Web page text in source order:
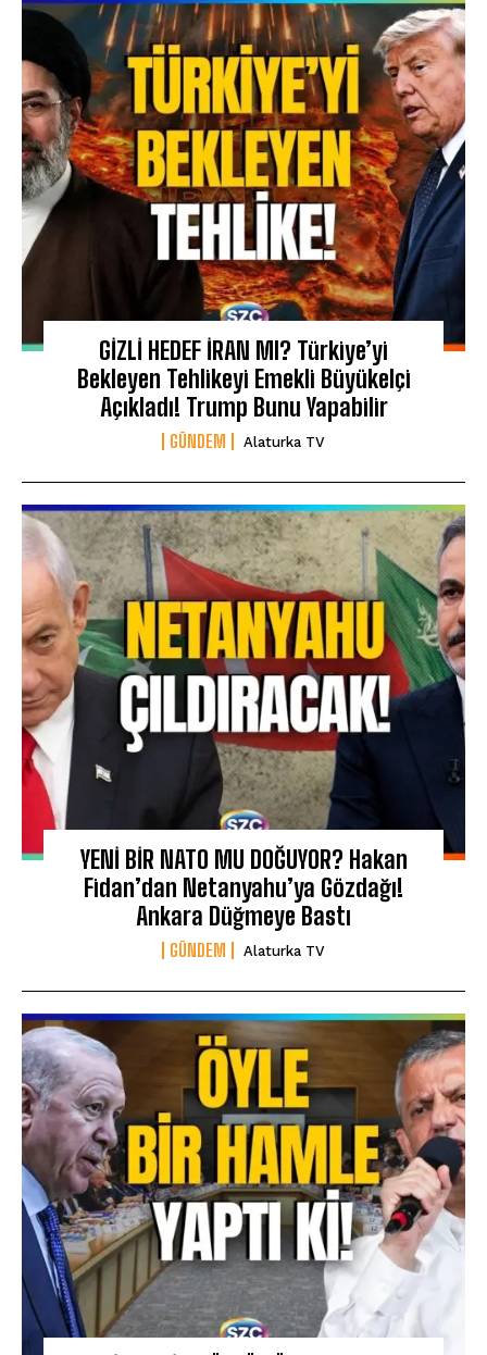
GİZLİ HEDEF İRAN MI? Türkiye’yi
Bekleyen Tehlikeyi Emekli Büyükelçi
Açıkladı! Trump Bunu Yapabilir
GÜNDEM Alaturka TV
YENİ BİR NATO MU DOĞUYOR? Hakan
Fidan’dan Netanyahu’ya Gözdağı!
Ankara Düğmeye Bastı
GÜNDEM Alaturka TV